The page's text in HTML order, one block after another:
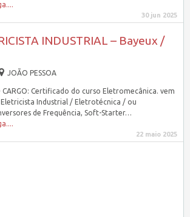
30 jun 2025
INDUSTRIAL – Bayeux /
JOÃO PESSOA
CARGO: Certificado do curso Eletromecânica. vem
Industrial / Eletrotécnica / ou
de Frequência, Soft-Starter…
22 maio 2025